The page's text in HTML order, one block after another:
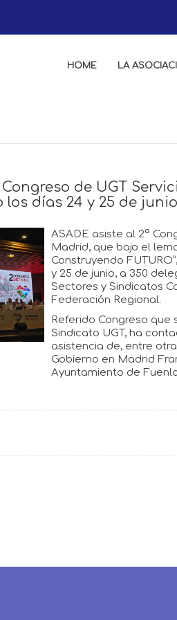
HOME LA
Congreso de UGT
los días 24 y 25 de
ASADE asiste al 2º
Madrid, que bajo el
Construyendo
y 25 de junio, a 350
Sectores y Sindicatos
Federación Regional.
Referido Congreso
Sindicato UGT, ha
asistencia de, entre
Gobierno en Madrid
Ayuntamiento de